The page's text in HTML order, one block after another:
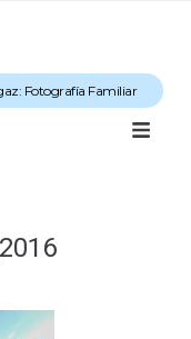
Fotografía Familiar